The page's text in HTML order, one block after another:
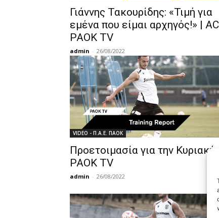
Γιάννης Τακουρίδης: «Τιμή για
εμένα που είμαι αρχηγός!» | AC
PAOK TV
admin - 26/08/2022
VIDEO - Π.Α.Ε. ΠΑΟΚ
Προετοιμασία για την Κυριακή –
PAOK TV
admin - 26/08/2022